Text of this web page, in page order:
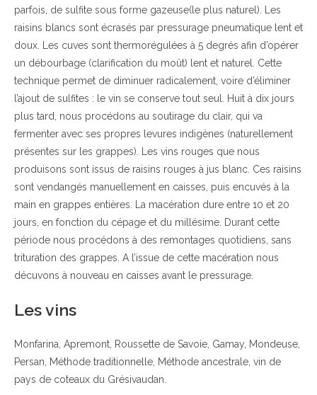
parfois, de sulfite sous forme gazeuse(le plus naturel). Les
raisins blancs sont écrasés par pressurage pneumatique lent et
doux. Les cuves sont thermorégulées à 5 degrés afin d’opérer
un débourbage (clarification du moût) lent et naturel. Cette
technique permet de diminuer radicalement, voire d’éliminer
l’ajout de sulfites : le vin se conserve tout seul. Huit à dix jours
plus tard, nous procédons au soutirage du clair, qui va
fermenter avec ses propres levures indigènes (naturellement
présentes sur les grappes). Les vins rouges que nous
produisons sont issus de raisins rouges à jus blanc. Ces raisins
sont vendangés manuellement en caisses, puis encuvés à la
main en grappes entières. La macération dure entre 10 et 20
jours, en fonction du cépage et du millésime. Durant cette
période nous procédons à des remontages quotidiens, sans
trituration des grappes. A l’issue de cette macération nous
décuvons à nouveau en caisses avant le pressurage.
Les vins
Monfarina, Apremont, Roussette de Savoie, Gamay, Mondeuse,
Persan, Méthode traditionnelle, Méthode ancestrale, vin de
pays de coteaux du Grésivaudan.